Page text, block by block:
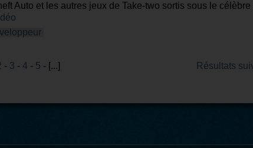
Auto et les autres jeux de Take-two sortis sous le célèbre
- 3 - 4 - 5 - [...] Résultats